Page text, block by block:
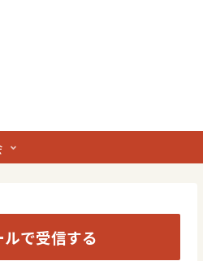
で受信する